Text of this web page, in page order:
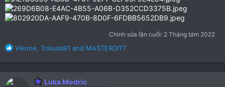
Chỉnh sửa lần cuối: 2 Tháng tám 2022
R
c
Vikone, Tokuda91 and MASTERDITT
Luka Modric